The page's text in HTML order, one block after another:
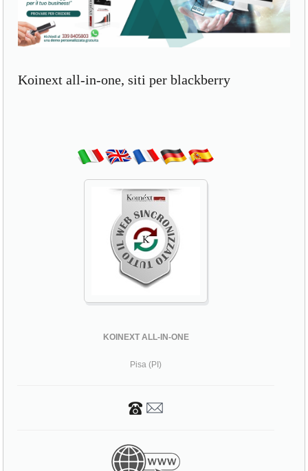
Koinext all-in-one, siti per blackberry
KOINEXT ALL-IN-ONE
Pisa (PI)